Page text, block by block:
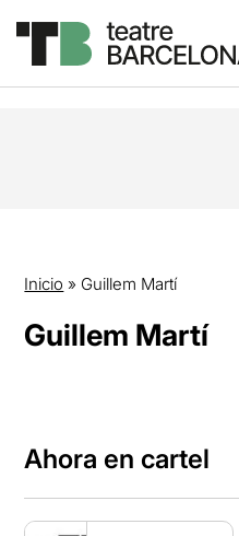
Inicio » Guillem Martí
Guillem Martí
Ahora en cartel